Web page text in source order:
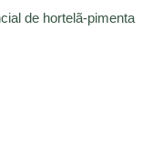
de hortelã-pimenta